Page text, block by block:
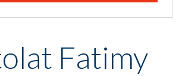
Fatimy